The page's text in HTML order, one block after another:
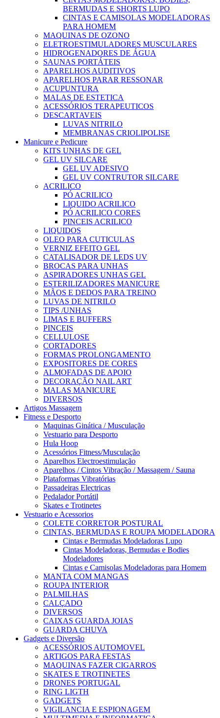
BERMUDAS E SHORTS LUPO
CINTAS E CAMISOLAS MODELADORAS
PARA HOMEM
MAQUINAS DE OZONO
ELETROESTIMULADORES MUSCULARES
HIDROGENADORES DE ÁGUA
SAUNAS PORTÁTEIS
APARELHOS AUDITIVOS
APARELHOS PARAR RESSONAR
ACUPUNTURA
MALAS DE ESTETICA
ACESSÓRIOS TERAPEUTICOS
DESCARTAVEIS
LUVAS NITRILO
MEMBRANAS CRIOLIPOLISE
Manicure e Pedicure
KITS UNHAS DE GEL
GEL UV SILCARE
GEL UV ADESIVO
GEL UV CONTRUTOR SILCARE
ACRILICO
PÓ ACRILICO
LIQUIDO ACRILICO
PÓ ACRILICO CORES
PINCEIS ACRILICO
LIQUIDOS
OLEO PARA CUTICULAS
VERNIZ EFEITO GEL
CATALISADOR DE LEDS UV
BROCAS PARA UNHAS
ASPIRADORES UNHAS GEL
ESTERILIZADORES MANICURE
MÃOS E DEDOS PARA TREINO
LUVAS DE NITRILO
TIPS /UNHAS
LIMAS E BUFFERS
PINCEIS
CELLULOSE
CORTADORES
FORMAS PROLONGAMENTO
EXPOSITORES DE CORES
ALMOFADAS DE APOIO
DECORAÇÃO NAIL ART
MALAS MANICURE
DIVERSOS
Artigos Massagem
Fitness e Desporto
Maquinas Ginática / Musculação
Vestuario para Desporto
Hula Hoop
Acessórios Fitness/Musculação
Aparelhos Electroestimulação
Aparelhos / Cintos Vibração / Massagem / Sauna
Plataformas Vibratórias
Passadeiras Electricas
Pedalador Portátil
Skates e Trotinetes
Vestuario e Acessorios
COLETE CORRETOR POSTURAL
CINTAS, BERMUDAS E ROUPA MODELADORA
Cintas e Bermudas Modeladoras Lupo
Cintas Modeladoras, Bermudas e Bodies
Modeladores
Cintas e Camisolas Modeladoras para Homem
MANTA COM MANGAS
ROUPA INTERIOR
PALMILHAS
CALÇADO
DIVERSOS
CAIXAS GUARDA JOIAS
GUARDA CHUVA
Gadgets e Diversão
ACESSÓRIOS AUTOMOVEL
ARTIGOS PARA FESTAS
MAQUINAS FAZER CIGARROS
SKATES E TROTINETES
DRONES PORTUGAL
RING LIGTH
GADGETS
VIGILANCIA E ESPIONAGEM